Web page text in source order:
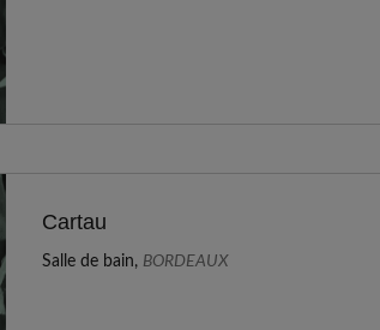
Cartau
Salle de bain, BORDEAUX